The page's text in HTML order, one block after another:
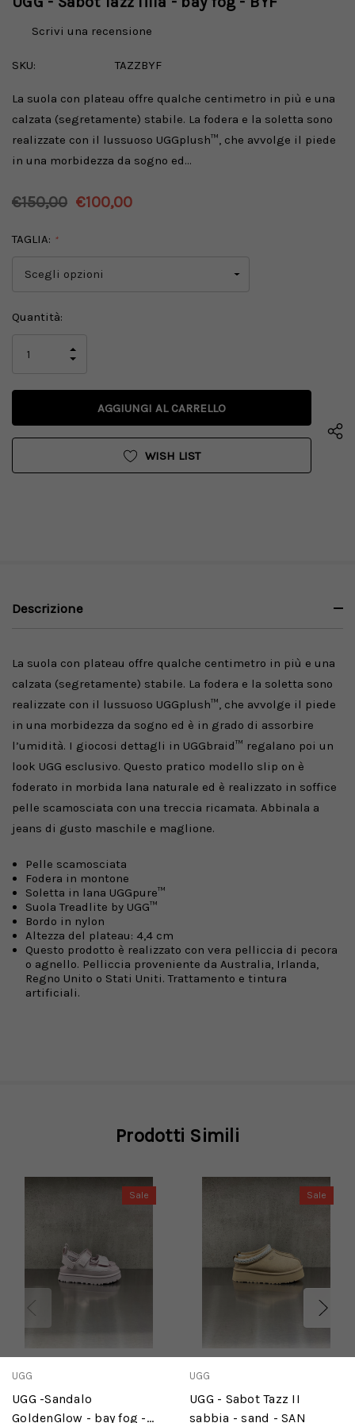
Scrivi una recensione
SKU: TAZZBYF
La suola con plateau offre qualche centimetro in più e una
calzata (segretamente) stabile. La fodera e la soletta sono
realizzate con il lussuoso UGGplush™, che avvolge il piede
in una morbidezza da sogno ed…
€150,00 €100,00
TAGLIA: *
Disponibilità
Quantità:
QUANTITÀ
UNDEFINED
AUMENTA
DI
UNDEFINED
WISH LIST
Descrizione
La suola con plateau offre qualche centimetro in più e una
calzata (segretamente) stabile. La fodera e la soletta sono
realizzate con il lussuoso UGGplush™, che avvolge il piede
in una morbidezza da sogno ed è in grado di assorbire
l’umidità. I giocosi dettagli in UGGbraid™ regalano poi un
look UGG esclusivo. Questo pratico modello slip on è
foderato in morbida lana naturale ed è realizzato in soffice
pelle scamosciata con una treccia ricamata. Abbinala a
jeans di gusto maschile e maglione.
Pelle scamosciata
Fodera in montone
Soletta in lana UGGpure™
Suola Treadlite by UGG™
Bordo in nylon
Altezza del plateau: 4,4 cm
Questo prodotto è realizzato con vera pelliccia di pecora
o agnello. Pelliccia proveniente da Australia, Irlanda,
Regno Unito o Stati Uniti. Trattamento e tintura
artificiali.
Prodotti Simili
Sale
UGG
UGG -Sandalo
GoldenGlow - bay fog -
Sale
UGG
UGG - Sabot Tazz II
sabbia - sand - SAN